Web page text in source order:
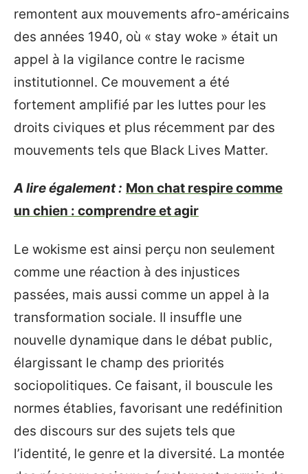
remontent aux mouvements afro-américains
des années 1940, où « stay woke » était un
appel à la vigilance contre le racisme
institutionnel. Ce mouvement a été
fortement amplifié par les luttes pour les
droits civiques et plus récemment par des
mouvements tels que Black Lives Matter.
A lire également : Mon chat respire comme
un chien : comprendre et agir
Le wokisme est ainsi perçu non seulement
comme une réaction à des injustices
passées, mais aussi comme un appel à la
transformation sociale. Il insuffle une
nouvelle dynamique dans le débat public,
élargissant le champ des priorités
sociopolitiques. Ce faisant, il bouscule les
normes établies, favorisant une redéfinition
des discours sur des sujets tels que
l’identité, le genre et la diversité. La montée